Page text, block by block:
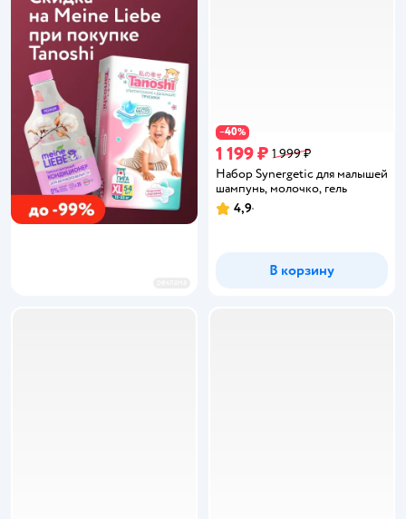
−40%
1 199 ₽ 1 999 ₽
Набор Synergetic для малышей
шампунь, молочко, гель
Рейтинг:
4,9
В корзину